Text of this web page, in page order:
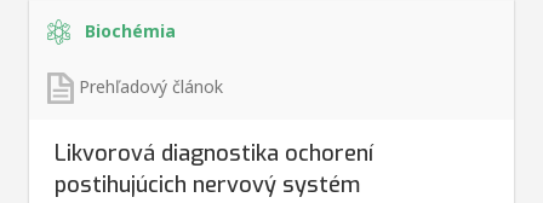
Biochémia
Prehľadový článok
Likvorová diagnostika ochorení
postihujúcich nervový systém